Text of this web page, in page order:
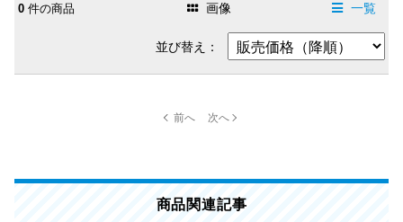
0 件の商品 画像 一覧
並び替え：
商品関連記事